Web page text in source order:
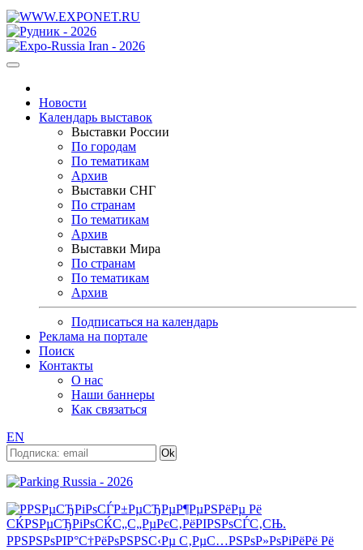
Новости
Календарь выставок
Выставки России
По городам
По тематикам
Архив
Выставки СНГ
По странам
По тематикам
Архив
Выставки Мира
По странам
По тематикам
Архив
Подписаться на календарь
Реклама на портале
Поиск
Контакты
О нас
Наши баннеры
Как связаться
EN